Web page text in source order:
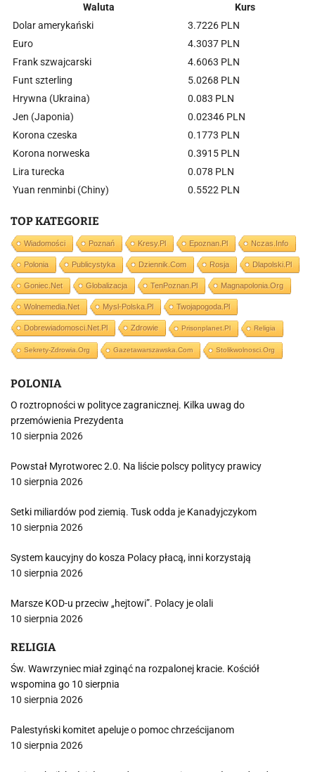
Waluta
Kurs
Dolar amerykański
3.7226 PLN
Euro
4.3037 PLN
Frank szwajcarski
4.6063 PLN
Funt szterling
5.0268 PLN
Hrywna (Ukraina)
0.083 PLN
Jen (Japonia)
0.02346 PLN
Korona czeska
0.1773 PLN
Korona norweska
0.3915 PLN
Lira turecka
0.078 PLN
Yuan renminbi (Chiny)
0.5522 PLN
TOP KATEGORIE
Wiadomości Poznań Kresy.pl Epoznan.pl Nczas.info
Polonia Publicystyka Dziennik.com Rosja Dlapolski.pl
Goniec.net Globalizacja TenPoznan.pl Magnapolonia.org
Wolnemedia.net Mysl-Polska.pl Twojapogoda.pl
Dobrewiadomosci.net.pl Zdrowie Prisonplanet.pl Religia
Sekrety-Zdrowia.org Gazetawarszawska.com Stolikwolnosci.org
POLONIA
O roztropności w polityce zagranicznej. Kilka uwag do
przemówienia Prezydenta
10 sierpnia 2026
Powstał Myrotworec 2.0. Na liście polscy politycy prawicy
10 sierpnia 2026
Setki miliardów pod ziemią. Tusk odda je Kanadyjczykom
10 sierpnia 2026
System kaucyjny do kosza Polacy płacą, inni korzystają
10 sierpnia 2026
Marsze KOD-u przeciw „hejtowi”. Polacy je olali
10 sierpnia 2026
RELIGIA
Św. Wawrzyniec miał zginąć na rozpalonej kracie. Kościół
wspomina go 10 sierpnia
10 sierpnia 2026
Palestyński komitet apeluje o pomoc chrześcijanom
10 sierpnia 2026